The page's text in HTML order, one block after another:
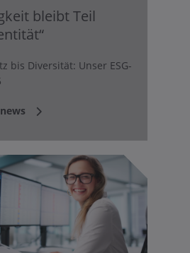
bleibt Teil
bis Diversität: Unser ESG-